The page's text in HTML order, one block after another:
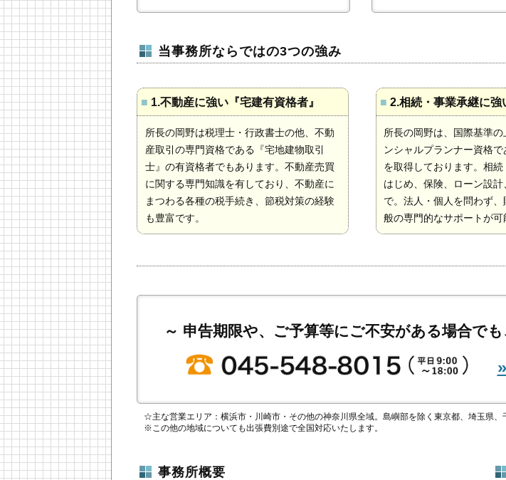
当事務所ならではの3つの強み
■ 1.不動産に強い『宅建有資格者』
所長の岡野は税理士・行政書士の他、不動
産取引の専門資格である『宅地建物取引
士』の有資格者でもあります。不動産売買
に関する専門知識を有しており、不動産に
まつわる各種の税手続き、節税対策の経験
も豊富です。
■ 2.相続・事業承継に
所長の岡野は、国際基準の
ンシャルプランナー資格で
を取得しております。相続
はじめ、保険、ローン設計
で。法人・個人を問わず
般の専門的なサポートが可
～ 申告期限や、ご予算等にご不安がある場合で
☆主な営業エリア：横浜市・川崎市・その他の神奈川県全域。島嶼部を除く東京都、埼玉県、
※この他の地域についても出張費別途で全国対応いたします。
事務所概要